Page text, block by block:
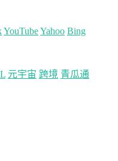
YouTubeYahoo Bing
元宇宙 跨境 青瓜通